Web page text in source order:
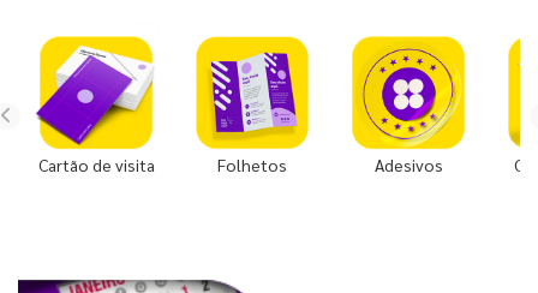
Cartão de visita Folhetos Adesivos